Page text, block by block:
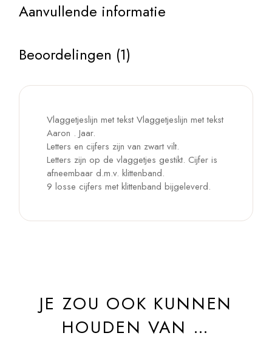
Aanvullende informatie
Beoordelingen (1)
Vlaggetjeslijn met tekst Vlaggetjeslijn met tekst
Aaron . Jaar.
Letters en cijfers zijn van zwart vilt.
Letters zijn op de vlaggetjes gestikt. Cijfer is
afneembaar d.m.v. klittenband.
9 losse cijfers met klittenband bijgeleverd.
JE ZOU OOK KUNNEN
HOUDEN VAN …